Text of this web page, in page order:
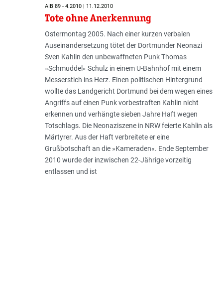
AIB 89 - 4.2010 | 11.12.2010
Tote ohne Anerkennung
Ostermontag 2005. Nach einer kurzen verbalen
Auseinandersetzung tötet der Dortmunder Neonazi
Sven Kahlin den unbewaffneten Punk Thomas
»Schmuddel« Schulz in einem U-Bahnhof mit einem
Messerstich ins Herz. Einen politischen Hintergrund
wollte das Landgericht Dortmund bei dem wegen eines
Angriffs auf einen Punk vorbestraften Kahlin nicht
erkennen und verhängte sieben Jahre Haft wegen
Totschlags. Die Neonaziszene in NRW feierte Kahlin als
Märtyrer. Aus der Haft verbreitete er eine
Grußbotschaft an die »Kameraden«. Ende September
2010 wurde der inzwischen 22-Jährige vorzeitig
entlassen und ist